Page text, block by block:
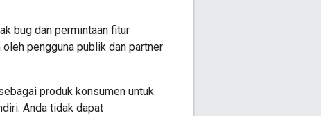
bug dan permintaan fitur
pengguna publik dan partner
produk konsumen untuk
Anda tidak dapat